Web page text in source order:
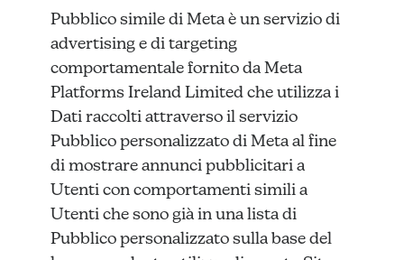
Pubblico simile di Meta è un servizio di
advertising e di targeting
comportamentale fornito da Meta
Platforms Ireland Limited che utilizza i
Dati raccolti attraverso il servizio
Pubblico personalizzato di Meta al fine
di mostrare annunci pubblicitari a
Utenti con comportamenti simili a
Utenti che sono già in una lista di
Pubblico personalizzato sulla base del